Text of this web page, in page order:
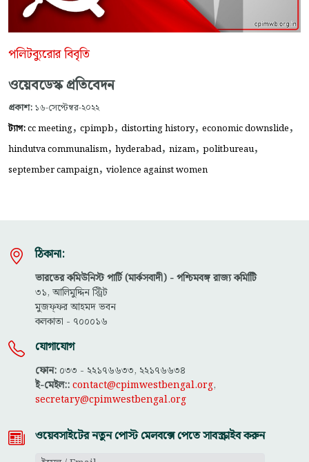
পলিটব্যুরোর বিবৃতি
ওয়েবডেস্ক প্রতিবেদন
প্রকাশ: ১৬-সেপ্টেম্বর-২০২২
ট্যাগ:cc meeting, cpimpb, distorting history, economic downslide,
hindutva communalism, hyderabad, nizam, politbureau,
september campaign, violence against women
ঠিকানা:
ভারতের কমিউনিস্ট পার্টি (মার্কসবাদী) - পশ্চিমবঙ্গ রাজ্য কমিটিি
৩১, আলিমুদ্দিন স্ট্রিট
মুজফ্ফ‌র আহমদ ভবন
কলকাতা - ৭০০০১৬
যোগাযোগ
ফোন: ০৩৩ - ২২১৭৬৬৩৩, ২২১৭৬৬৩৪
ই-মেইল::contact@cpimwestbengal.org,
secretary@cpimwestbengal.org
ওয়েবসাইটের নতুন পোস্ট মেলবক্সে পেতে সাবস্ক্রাইব করুন